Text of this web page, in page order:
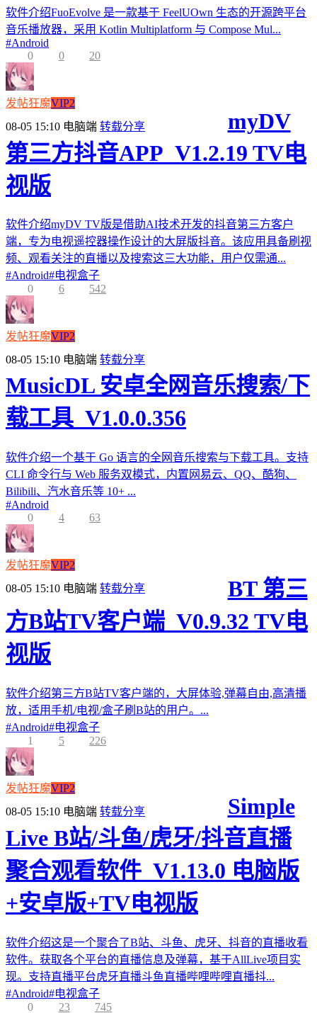
软件介绍FuoEvolve 是一款基于 FeelUOwn 生态的开源跨平台
音乐播放器，采用 Kotlin Multiplatform 与 Compose Mul...
#Android
0
0 20
发帖狂魔VIP2
08-05 15:10 电脑端 转载分享
myDV
第三方抖音APP_V1.2.19 TV电
视版
软件介绍myDV TV版是借助AI技术开发的抖音第三方客户
端，专为电视遥控器操作设计的大屏版抖音。该应用具备刷视
频、观看关注的直播以及搜索这三大功能，用户仅需通...
#Android#电视盒子
0
6 542
发帖狂魔VIP2
08-05 15:10 电脑端 转载分享
MusicDL 安卓全网音乐搜索/下
载工具_V1.0.0.356
软件介绍一个基于 Go 语言的全网音乐搜索与下载工具。支持
CLI 命令行与 Web 服务双模式，内置网易云、QQ、酷狗、
Bilibili、汽水音乐等 10+ ...
#Android
0
4 63
发帖狂魔VIP2
08-05 15:10 电脑端 转载分享
BT 第三
方B站TV客户端_V0.9.32 TV电
视版
软件介绍第三方B站TV客户端的，大屏体验,弹幕自由,高清播
放，适用手机/电视/盒子刷B站的用户。...
#Android#电视盒子
1
5 226
发帖狂魔VIP2
08-05 15:10 电脑端 转载分享
Simple
Live B站/斗鱼/虎牙/抖音直播
聚合观看软件_V1.13.0 电脑版
+安卓版+TV电视版
软件介绍这是一个聚合了B站、斗鱼、虎牙、抖音的直播收看
软件。获取各个平台的直播信息及弹幕，基于AllLive项目实
现。支持直播平台虎牙直播斗鱼直播哔哩哔哩直播抖...
#Android#电视盒子
0
23 745